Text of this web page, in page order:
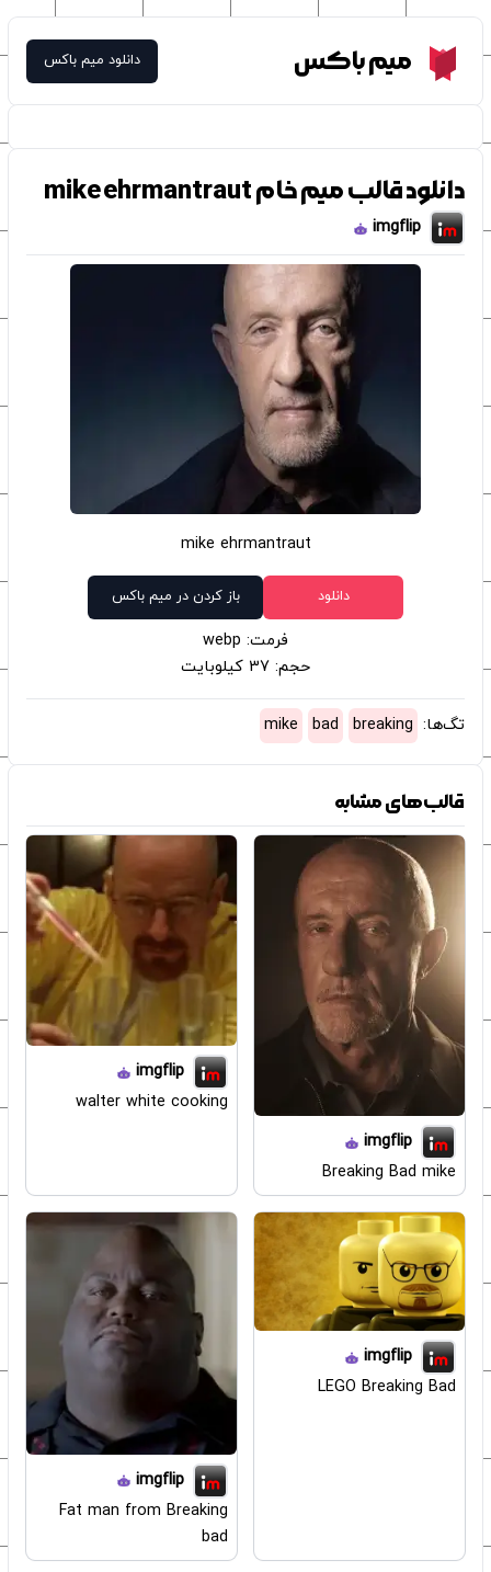
Meme Boxمیم باکس دانلود میم باکس
دانلود قالب میم خام mike ehrmantraut
imgflip
mike ehrmantraut
دانلود باز کردن در میم باکس
فرمت: webp
حجم: 37 کیلوبایت
تگ‌ها: breaking
bad
mike
قالب‌های مشابه
imgflip
Breaking Bad mike
imgflip
walter white cooking
imgflip
LEGO Breaking Bad
imgflip
Fat man from Breaking
bad